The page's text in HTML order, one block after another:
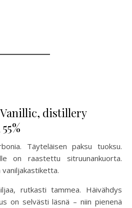
distillery
Täyteläisen paksu tuoksu.
on raastettu sitruunankuorta.
rutkasti tammea. Häivähdys
on selvästi läsnä – niin pienenä